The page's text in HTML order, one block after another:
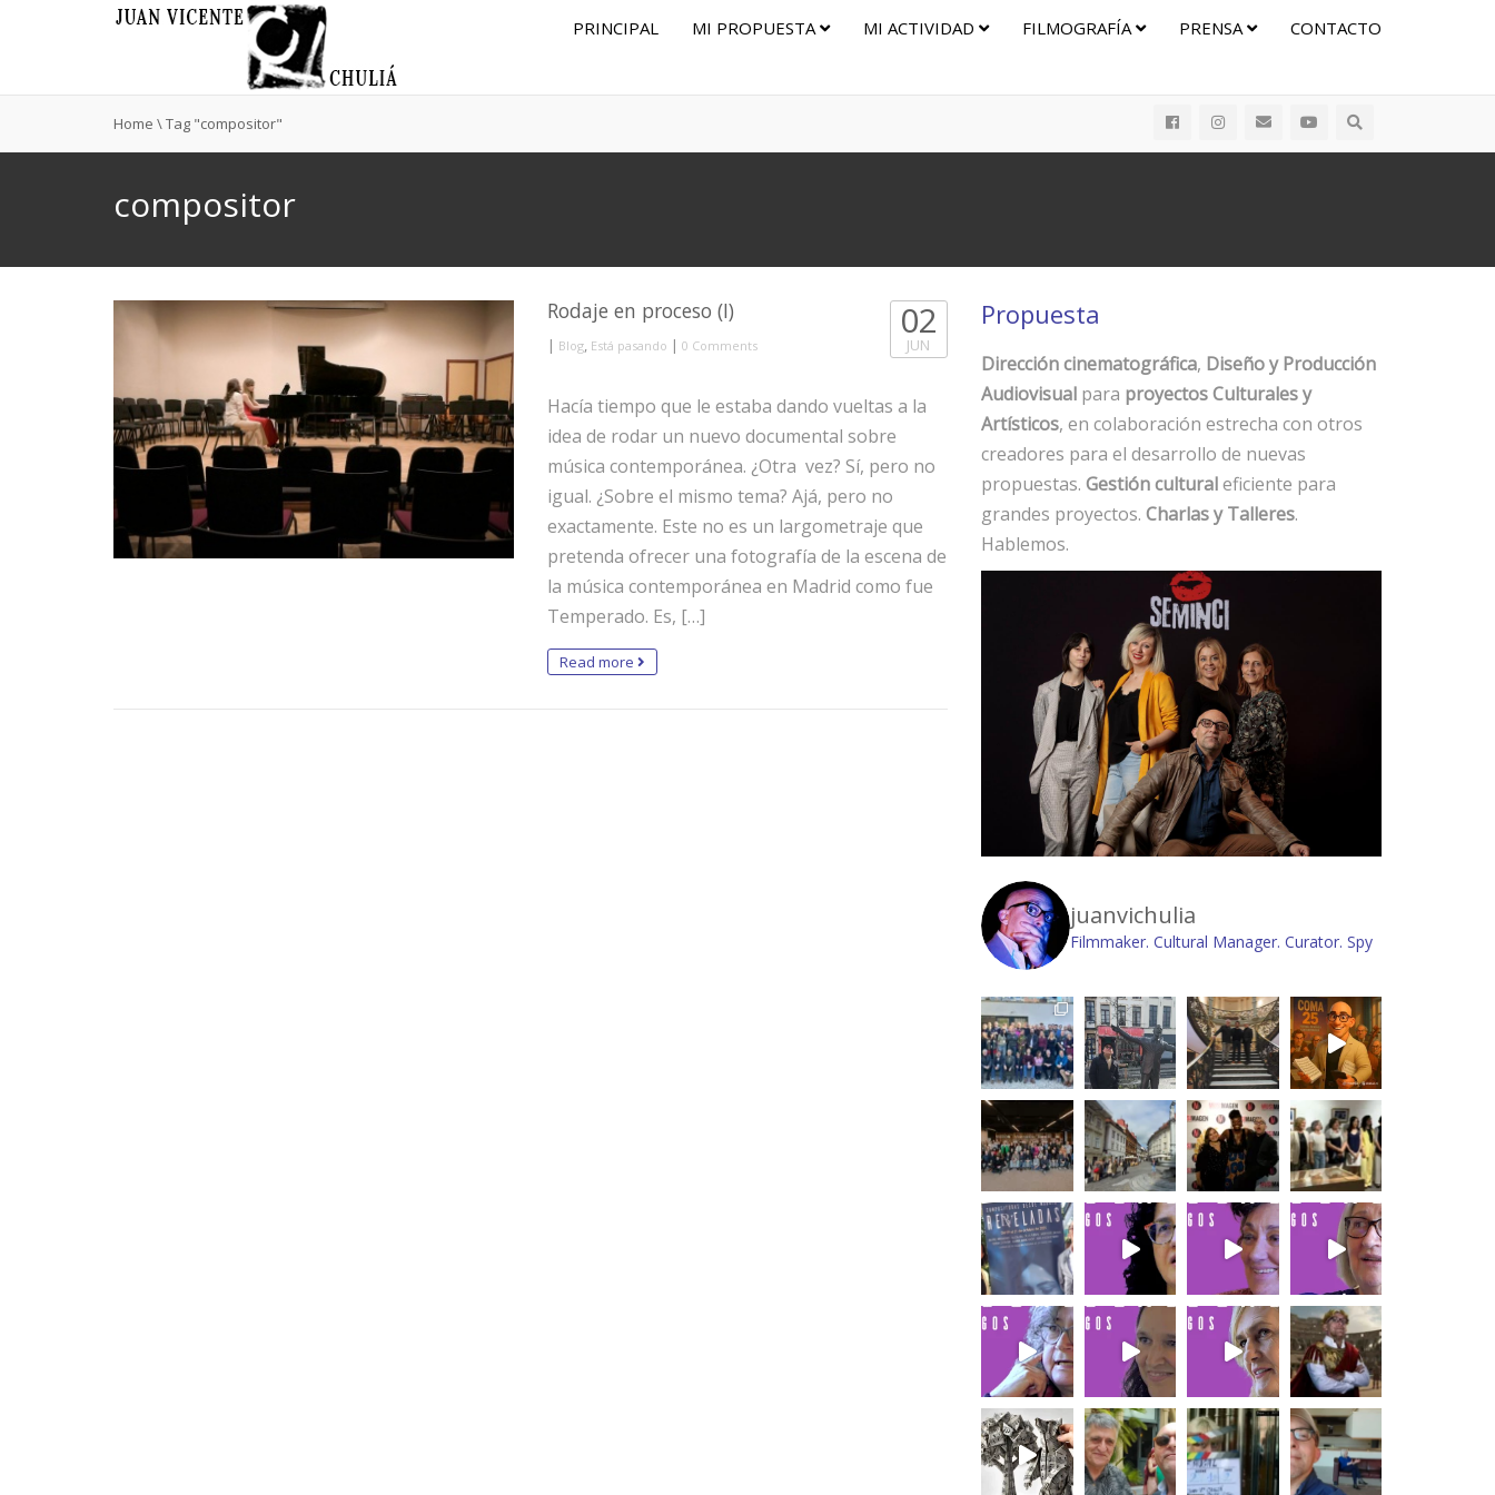
PRINCIPAL MI PROPUESTA MI ACTIVIDAD FILMOGRAFÍA PRENSA CONTACTO
Home \Tag "compositor"
compositor
Rodaje en proceso (I)
| Blog, Está pasando | 0 Comments
02
JUN
Hacía tiempo que le estaba dando vueltas a la
idea de rodar un nuevo documental sobre
música contemporánea. ¿Otra vez? Sí, pero no
igual. ¿Sobre el mismo tema? Ajá, pero no
exactamente. Este no es un largometraje que
pretenda ofrecer una fotografía de la escena de
la música contemporánea en Madrid como fue
Temperado. Es, […]
Read more
Propuesta
Dirección cinematográfica, Diseño y Producción
Audiovisual para proyectos Culturales y
Artísticos, en colaboración estrecha con otros
creadores para el desarrollo de nuevas
propuestas. Gestión culturaleficiente para
grandes proyectos. Charlas y Talleres.
Hablemos.
juanvichulia
Filmmaker. Cultural Manager. Curator. Spy